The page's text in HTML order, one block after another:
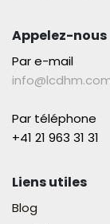
Appelez-nous
Par e-mail
Par téléphone
+41 21 963 31 31​
Liens utiles
Blog